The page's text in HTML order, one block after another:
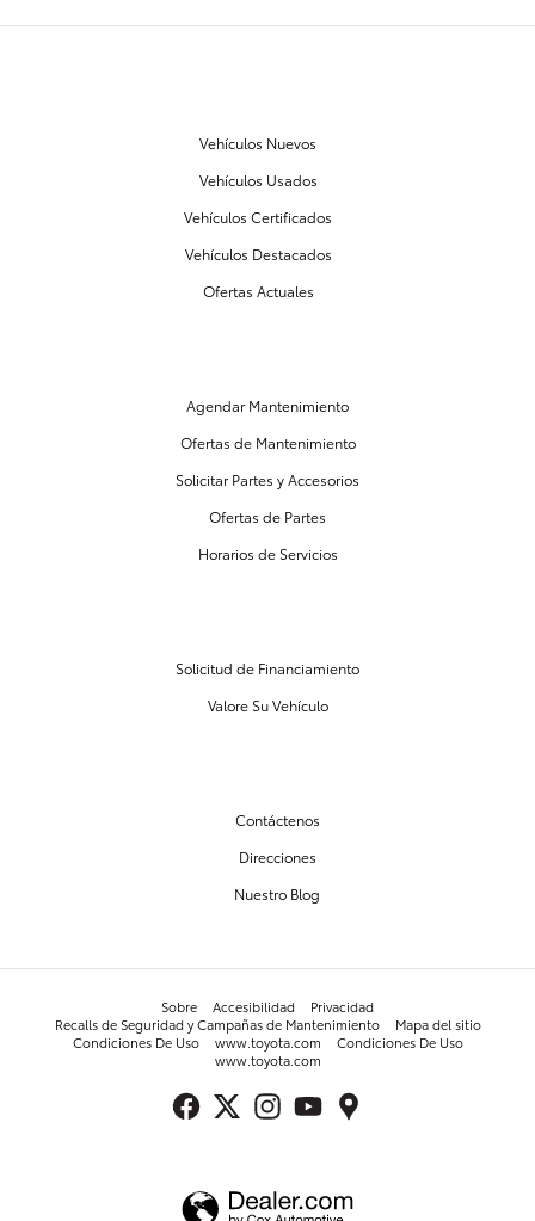
Vehículos Nuevos
Vehículos Usados
Vehículos Certificados
Vehículos Destacados
Ofertas Actuales
Agendar Mantenimiento
Ofertas de Mantenimiento
Solicitar Partes y Accesorios
Ofertas de Partes
Horarios de Servicios
Solicitud de Financiamiento
Valore Su Vehículo
Contáctenos
Direcciones
Nuestro Blog
Sobre Accesibilidad
Privacidad
Recalls de Seguridad y Campañas de Mantenimiento
Mapa del sitio
Condiciones De Uso
www.toyota.com
Condiciones De Uso
www.toyota.com